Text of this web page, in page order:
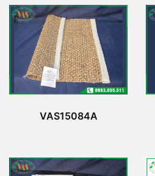
VAS15084A